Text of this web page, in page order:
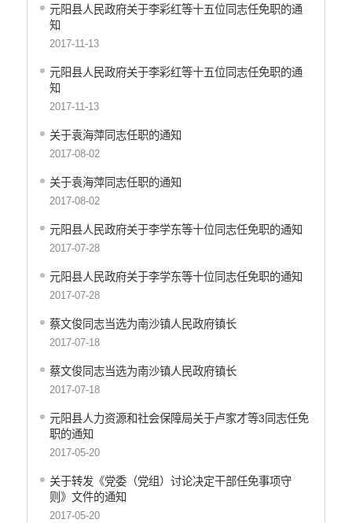
元阳县人民政府关于李彩红等十五位同志任免职的通
知
2017-11-13
元阳县人民政府关于李彩红等十五位同志任免职的通
知
2017-11-13
关于袁海萍同志任职的通知
2017-08-02
关于袁海萍同志任职的通知
2017-08-02
元阳县人民政府关于李学东等十位同志任免职的通知
2017-07-28
元阳县人民政府关于李学东等十位同志任免职的通知
2017-07-28
蔡文俊同志当选为南沙镇人民政府镇长
2017-07-18
蔡文俊同志当选为南沙镇人民政府镇长
2017-07-18
元阳县人力资源和社会保障局关于卢家才等3同志任免
职的通知
2017-05-20
关于转发《党委（党组）讨论决定干部任免事项守
则》文件的通知
2017-05-20